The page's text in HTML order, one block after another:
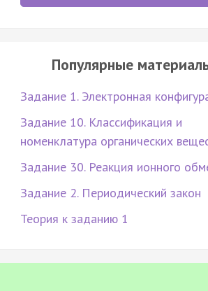
Популярные
Задание 1. Электронная
Задание 10. Классификация и
номенклатура органических
Задание 30. Реакция ионного
Задание 2. Периодический закон
Теория к заданию 1